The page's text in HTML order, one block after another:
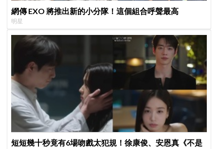
網傳 EXO 將推出新的小分隊！這個組合呼聲最高
明星
短短幾十秒竟有6場吻戲太犯規！徐康俊、安恩真《不是